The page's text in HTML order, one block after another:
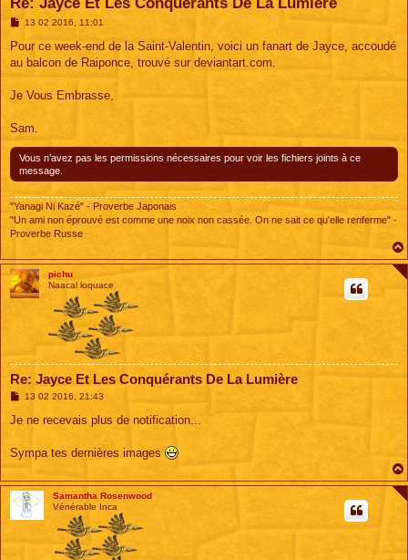
M
s
a
13 02 2016, 11:01
Pour ce week-end de la Saint-Valentin, voici un fanart de Jayce, accoudé
au balcon de Raiponce, trouvé sur deviantart.com.
Je Vous Embrasse,
Sam.
Vous n’avez pas les permissions nécessaires pour voir les fichiers joints à ce
message.
"Yanagi Ni Kazé" - Proverbe Japonais
"Un ami non éprouvé est comme une noix non cassée. On ne sait ce qu'elle renferme" -
Proverbe Russe
pichu
Naacal loquace
Re: Jayce Et Les Conquérants De La Lumière
M
s
g
e
13 02 2016, 21:43
Je ne recevais plus de notification...
Sympa tes dernières images
Samantha Rosenwood
Vénérable Inca